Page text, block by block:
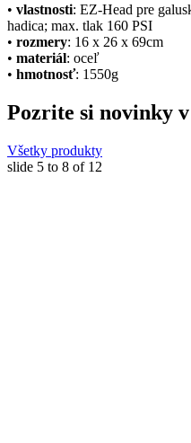
• vlastnosti: EZ-Head pre
hadica; max. tlak 160 PSI
• rozmery: 16 x 26 x 69cm
• materiál: oceľ
• hmotnosť: 1550g
Pozrite si novinky
Všetky produkty
slide 5 to 8 of 12